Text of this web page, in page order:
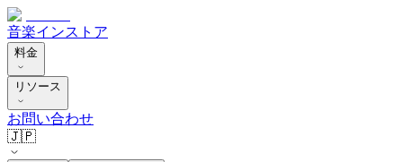
音楽インストア
料金
リソース
お問い合わせ
🇯🇵